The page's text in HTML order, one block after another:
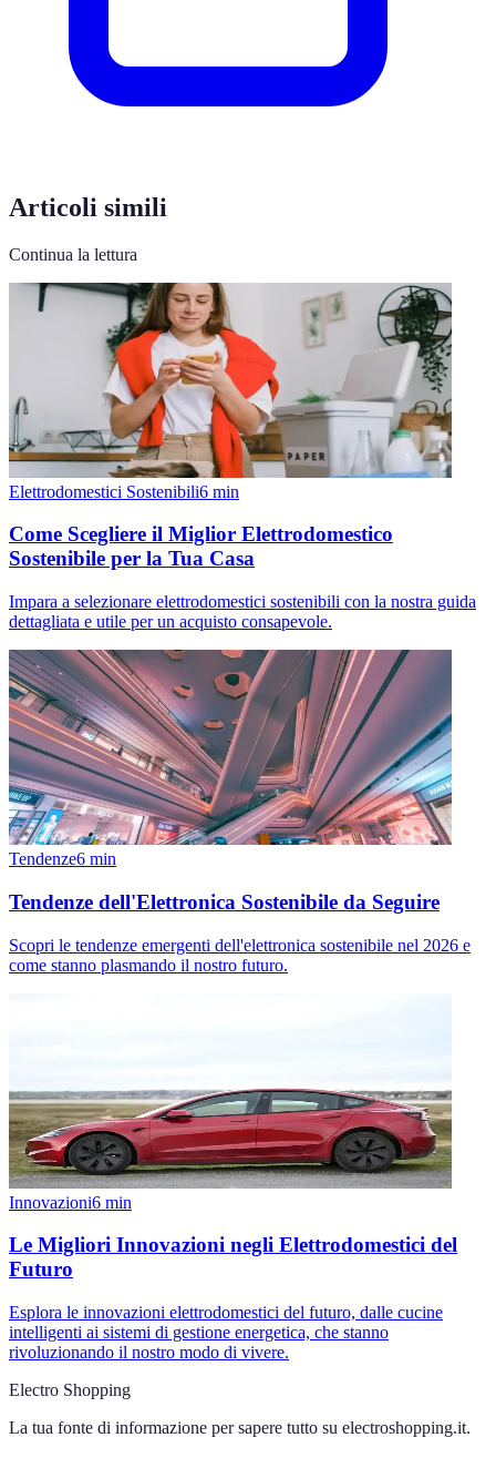
Articoli simili
Continua la lettura
Elettrodomestici Sostenibili6 min
Come Scegliere il Miglior Elettrodomestico
Sostenibile per la Tua Casa
Impara a selezionare elettrodomestici sostenibili con la nostra guida
dettagliata e utile per un acquisto consapevole.
Tendenze6 min
Tendenze dell'Elettronica Sostenibile da Seguire
Scopri le tendenze emergenti dell'elettronica sostenibile nel 2026 e
come stanno plasmando il nostro futuro.
Innovazioni6 min
Le Migliori Innovazioni negli Elettrodomestici del
Futuro
Esplora le innovazioni elettrodomestici del futuro, dalle cucine
intelligenti ai sistemi di gestione energetica, che stanno
rivoluzionando il nostro modo di vivere.
Electro Shopping
La tua fonte di informazione per sapere tutto su electroshopping.it.